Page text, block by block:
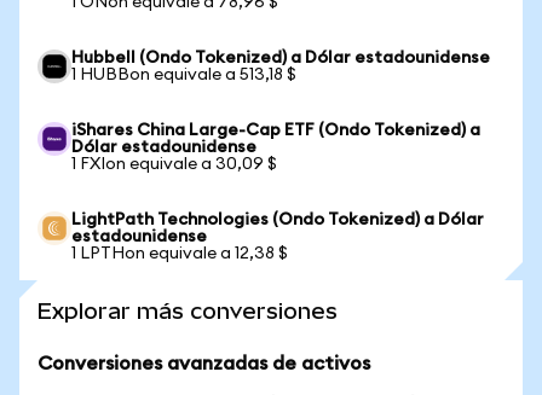
Hubbell (Ondo Tokenized) a Dólar estadounidense
1 HUBBon equivale a 513,18 $
iShares China Large-Cap ETF (Ondo Tokenized) a
Dólar estadounidense
1 FXIon equivale a 30,09 $
LightPath Technologies (Ondo Tokenized) a Dólar
estadounidense
1 LPTHon equivale a 12,38 $
Explorar más conversiones
Conversiones avanzadas de activos